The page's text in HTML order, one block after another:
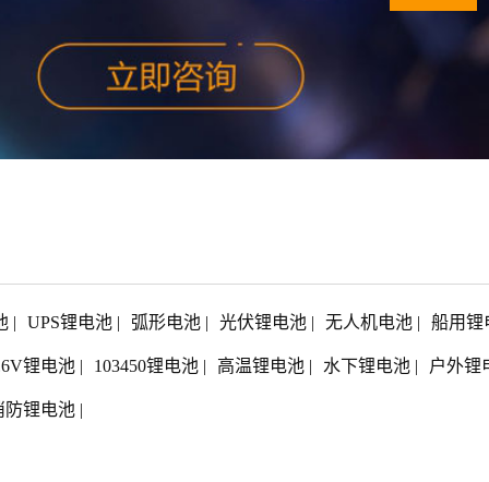
| UPS锂电池 | 弧形电池 | 光伏锂电池 | 无人机电池 | 船用
锂电池 | 103450锂电池 | 高温锂电池 | 水下锂电池 | 户外锂
防锂电池 |